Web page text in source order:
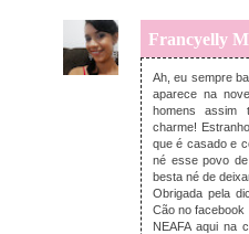
Francyelly
Ah, eu sempre
aparece na
homens
charme!
que é casado e
né esse povo
besta né de
Obrigada pela
Cão no facebook
NEAFA aqui na